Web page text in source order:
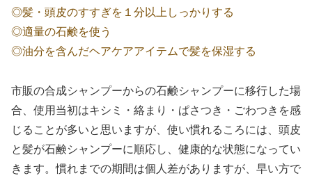
◎髪・頭皮のすすぎを１分以上しっかりする
◎適量の石鹸を使う
◎油分を含んだヘアケアアイテムで髪を保湿する
市販の合成シャンプーからの石鹸シャンプーに移行した場
合、使用当初はキシミ・絡まり・ぱさつき・ごわつきを感
じることが多いと思いますが、使い慣れるころには、頭皮
と髪が石鹸シャンプーに順応し、健康的な状態になってい
きます。慣れまでの期間は個人差がありますが、早い方で